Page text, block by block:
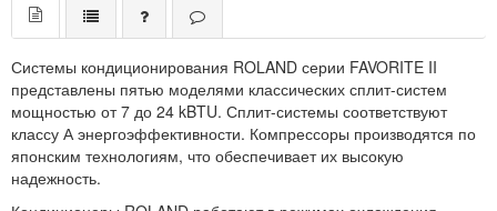
Системы кондиционирования ROLAND серии FAVORITE II
представлены пятью моделями классических сплит-систем
мощностью от 7 до 24 kBTU. Сплит-системы соответствуют
классу А энергоэффективности. Компрессоры производятся по
японским технологиям, что обеспечивает их высокую
надежность.